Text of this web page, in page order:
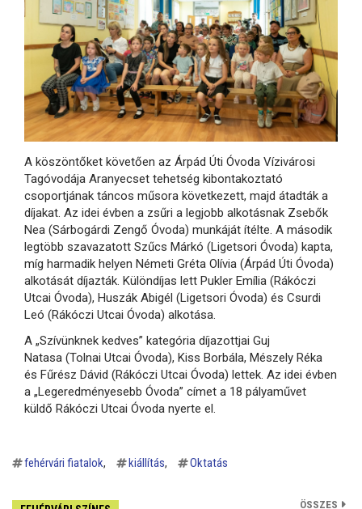
A köszöntőket követően az Árpád Úti Óvoda Vízivárosi
Tagóvodája Aranyecset tehetség kibontakoztató
csoportjának táncos műsora következett, majd átadták a
díjakat. Az idei évben a zsűri a legjobb alkotásnak Zsebők
Nea (Sárbogárdi Zengő Óvoda) munkáját ítélte. A második
legtöbb szavazatott Szűcs Márkó (Ligetsori Óvoda) kapta,
míg harmadik helyen Németi Gréta Olívia (Árpád Úti Óvoda)
alkotását díjazták. Különdíjas lett Pukler Emília (Rákóczi
Utcai Óvoda), Huszák Abigél (Ligetsori Óvoda) és Csurdi
Leó (Rákóczi Utcai Óvoda) alkotása.
A „Szívünknek kedves” kategória díjazottjai Guj
Natasa (Tolnai Utcai Óvoda), Kiss Borbála, Mészely Réka
és Fűrész Dávid (Rákóczi Utcai Óvoda) lettek. Az idei évben
a „Legeredményesebb Óvoda” címet a 18 pályaművet
küldő Rákóczi Utcai Óvoda nyerte el.
fehérvári fiatalok kiállítás Oktatás
ÖSSZES